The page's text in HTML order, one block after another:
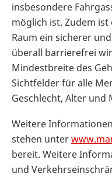
insbesondere
möglich ist. Zudem
Raum ein sicherer
überall barrierefrei
Mindestbreite des
Sichtfelder für alle
Geschlecht, Alter
Weitere
stehen unter
bereit. Weitere
und